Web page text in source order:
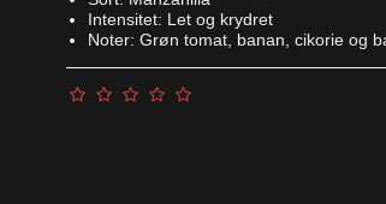
Intensitet: Let og krydret
Noter: Grøn tomat, banan, cikorie og